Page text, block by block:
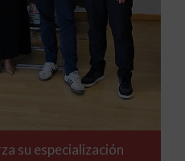
su especialización